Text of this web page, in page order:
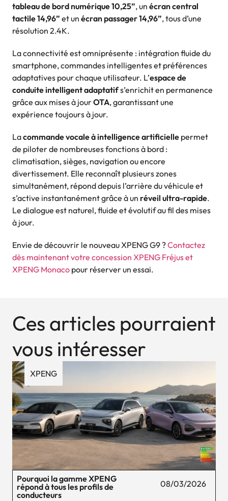
tableau de bord numérique 10,25”, un écran central
tactile 14,96” et un écran passager 14,96”, tous d’une
résolution 2.4K.
La connectivité est omniprésente : intégration fluide du
smartphone, commandes intelligentes et préférences
adaptatives pour chaque utilisateur. L’espace de
conduite intelligent adaptatifs’enrichit en permanence
grâce aux mises à jourOTA, garantissant une
expérience toujours à jour.
Lacommande vocale à intelligence artificielle permet
de piloter de nombreuses fonctions à bord :
climatisation, sièges, navigation ou encore
divertissement. Elle reconnaît plusieurs zones
simultanément, répond depuis l’arrière du véhicule et
s’active instantanément grâce à un réveil ultra-rapide.
Le dialogue est naturel, fluide et évolutif au fil des mises
à jour.
Envie de découvrir le nouveau XPENG G9 ?Contactez
dès maintenant votre concession XPENG Fréjus et
XPENG Monaco pour réserver un essai.
Ces articles pourraient
vous intéresser
XPENG
Pourquoi la gamme XPENG
répond à tous les profils de
conducteurs
08/03/2026